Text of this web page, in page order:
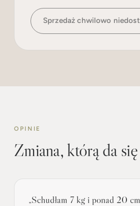
Sprzedaż chwilowo
OPINIE
Zmiana, którą da
„Schudłam 7 kg i ponad 20